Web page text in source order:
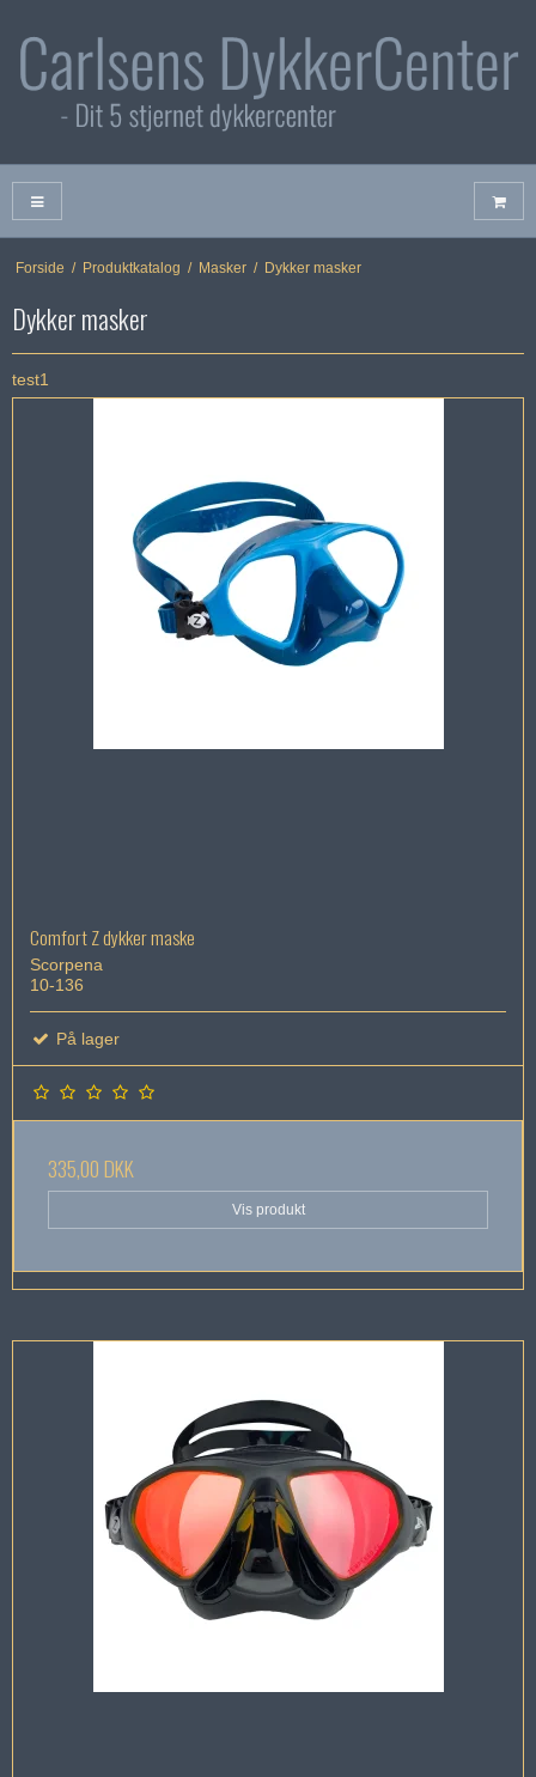
Forside / Produktkatalog / Masker / Dykker masker
Dykker masker
test1
Comfort Z dykker maske
Scorpena
10-136
På lager
335,00 DKK
Vis produkt